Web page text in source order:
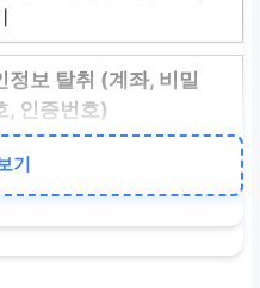
정보 탈취 (계좌, 비밀
, 인증번호)
로 절대 개인정보를 보
않기
링크 클릭 유도
기